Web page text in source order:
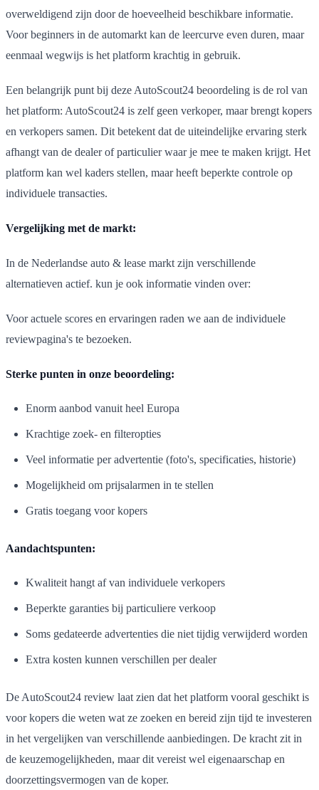
overweldigend zijn door de hoeveelheid beschikbare informatie.
Voor beginners in de automarkt kan de leercurve even duren, maar
eenmaal wegwijs is het platform krachtig in gebruik.
Een belangrijk punt bij deze AutoScout24 beoordeling is de rol van
het platform: AutoScout24 is zelf geen verkoper, maar brengt kopers
en verkopers samen. Dit betekent dat de uiteindelijke ervaring sterk
afhangt van de dealer of particulier waar je mee te maken krijgt. Het
platform kan wel kaders stellen, maar heeft beperkte controle op
individuele transacties.
Vergelijking met de markt:
In de Nederlandse auto & lease markt zijn verschillende
alternatieven actief. kun je ook informatie vinden over:
Voor actuele scores en ervaringen raden we aan de individuele
reviewpagina's te bezoeken.
Sterke punten in onze beoordeling:
Enorm aanbod vanuit heel Europa
Krachtige zoek- en filteropties
Veel informatie per advertentie (foto's, specificaties, historie)
Mogelijkheid om prijsalarmen in te stellen
Gratis toegang voor kopers
Aandachtspunten:
Kwaliteit hangt af van individuele verkopers
Beperkte garanties bij particuliere verkoop
Soms gedateerde advertenties die niet tijdig verwijderd worden
Extra kosten kunnen verschillen per dealer
De AutoScout24 review laat zien dat het platform vooral geschikt is
voor kopers die weten wat ze zoeken en bereid zijn tijd te investeren
in het vergelijken van verschillende aanbiedingen. De kracht zit in
de keuzemogelijkheden, maar dit vereist wel eigenaarschap en
doorzettingsvermogen van de koper.